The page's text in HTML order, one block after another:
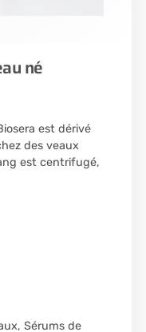
né
est dérivé
des veaux
est centrifugé,
, Sérums de